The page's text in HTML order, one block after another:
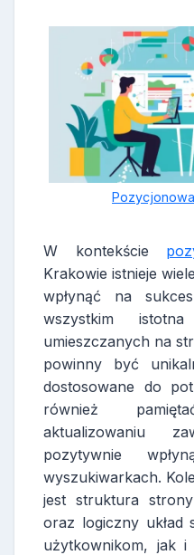
W kontekście
Krakowie istnieje
wpłynąć na
wszystkim
umieszczanych na
powinny być
dostosowane do
również
aktualizowaniu
pozytywnie
wyszukiwarkach.
jest struktura
oraz logiczny układ
użytkownikom, jak